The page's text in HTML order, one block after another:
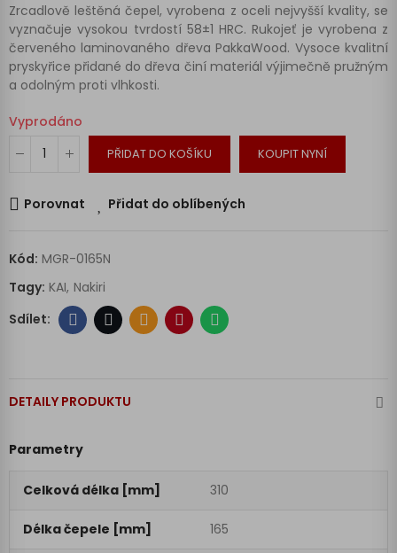
Zrcadlově leštěná čepel, vyrobena z oceli nejvyšší kvality, se
vyznačuje vysokou tvrdostí 58±1 HRC. Rukojeť je vyrobena z
červeného laminovaného dřeva PakkaWood. Vysoce kvalitní
pryskyřice přidané do dřeva činí materiál výjimečně pružným
a odolným proti vlhkosti.
Vyprodáno
PŘIDAT DO KOŠÍKU KOUPIT NYNÍ
Porovnat Přidat do oblíbených
Kód: MGR-0165N
Tagy: KAI Nakiri
DETAILY PRODUKTU
Parametry
Celková délka [mm] 310
Délka čepele [mm] 165